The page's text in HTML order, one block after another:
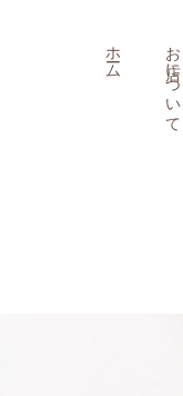
ホーム お店について